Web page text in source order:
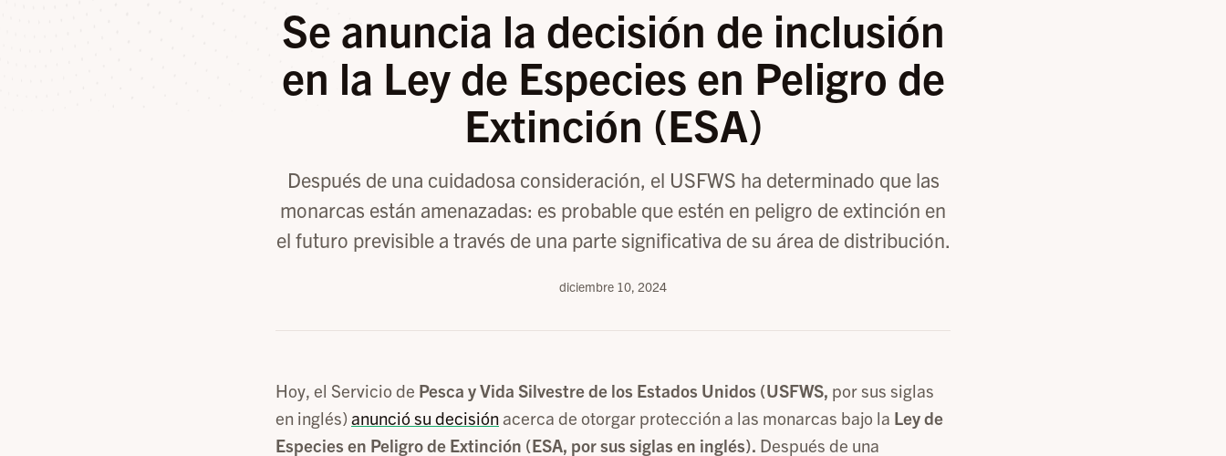
Se anuncia la decisión de inclusión
en la Ley de Especies en Peligro de
Extinción (ESA)
Después de una cuidadosa consideración, el USFWS ha determinado que las
monarcas están amenazadas: es probable que estén en peligro de extinción en
el futuro previsible a través de una parte significativa de su área de distribución.
diciembre 10, 2024
Hoy, el Servicio de Pesca y Vida Silvestre de los Estados Unidos (USFWS, por sus siglas
en inglés) anunció su decisiónacerca de otorgar protección a las monarcas bajo la Ley de
Especies en Peligro de Extinción (ESA, por sus siglas en inglés). Después de una